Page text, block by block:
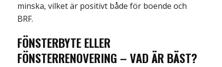
minska, vilket är positivt både för boende och
BRF.
FÖNSTERBYTE ELLER
FÖNSTERRENOVERING – VAD ÄR BÄST?